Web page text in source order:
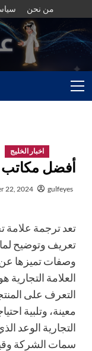
من نحن
Menu
اخبار الخليج
أفضل مكاتب
gulfeyes
22, 2024
تعدترجمة علامة
تعريف وتوضيح لما
وصفات تميزها عن
العلامة
التعرف على
معينة، وتلبية
التجارية الوعد
سمات الشركة